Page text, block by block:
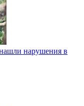
нарушения в